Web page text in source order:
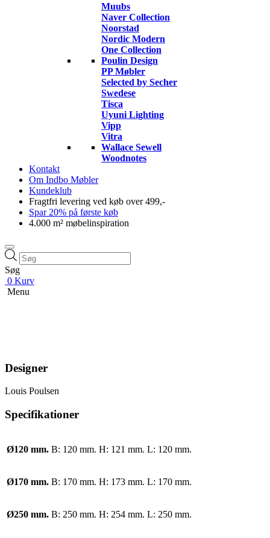
Muubs
Naver Collection
Noorstad
Nordic Modern
One Collection
Poulin Design
PP Møbler
Selected by Secher
Swedese
Tisca
Uyuni Lighting
Vipp
Vitra
Wallace Sewell
Woodnotes
Kontakt
Om Indbo Møbler
Kundeklub
Fragtfri levering ved køb over 499,-
Spar 20% på første køb
4.000 m² møbelinspiration
Products
search
Søg
0 Kurv
Menu
Designer
Louis Poulsen
Specifikationer
Ø120 mm. B: 120 mm. H: 121 mm. L: 120 mm.
Ø170 mm. B: 170 mm. H: 173 mm. L: 170 mm.
Ø250 mm. B: 250 mm. H: 254 mm. L: 250 mm.